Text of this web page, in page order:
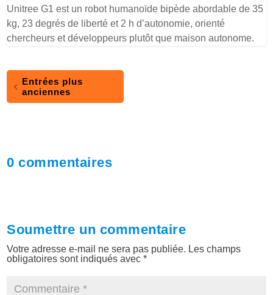
Unitree G1 est un robot humanoïde bipède abordable de 35
kg, 23 degrés de liberté et 2 h d’autonomie, orienté
chercheurs et développeurs plutôt que maison autonome.
Entrées plus
anciennes
0 commentaires
Soumettre un commentaire
Votre adresse e-mail ne sera pas publiée. Les champs
obligatoires sont indiqués avec*